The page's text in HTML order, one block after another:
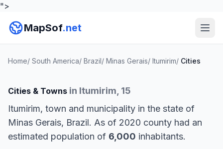
">
MapSof.net
Home/ South America/ Brazil/ Minas Gerais/ Itumirim/ Cities
Cities & Towns in Itumirim, 15
Itumirim, town and municipality in the state of
Minas Gerais, Brazil. As of 2020 county had an
estimated population of 6,000 inhabitants.